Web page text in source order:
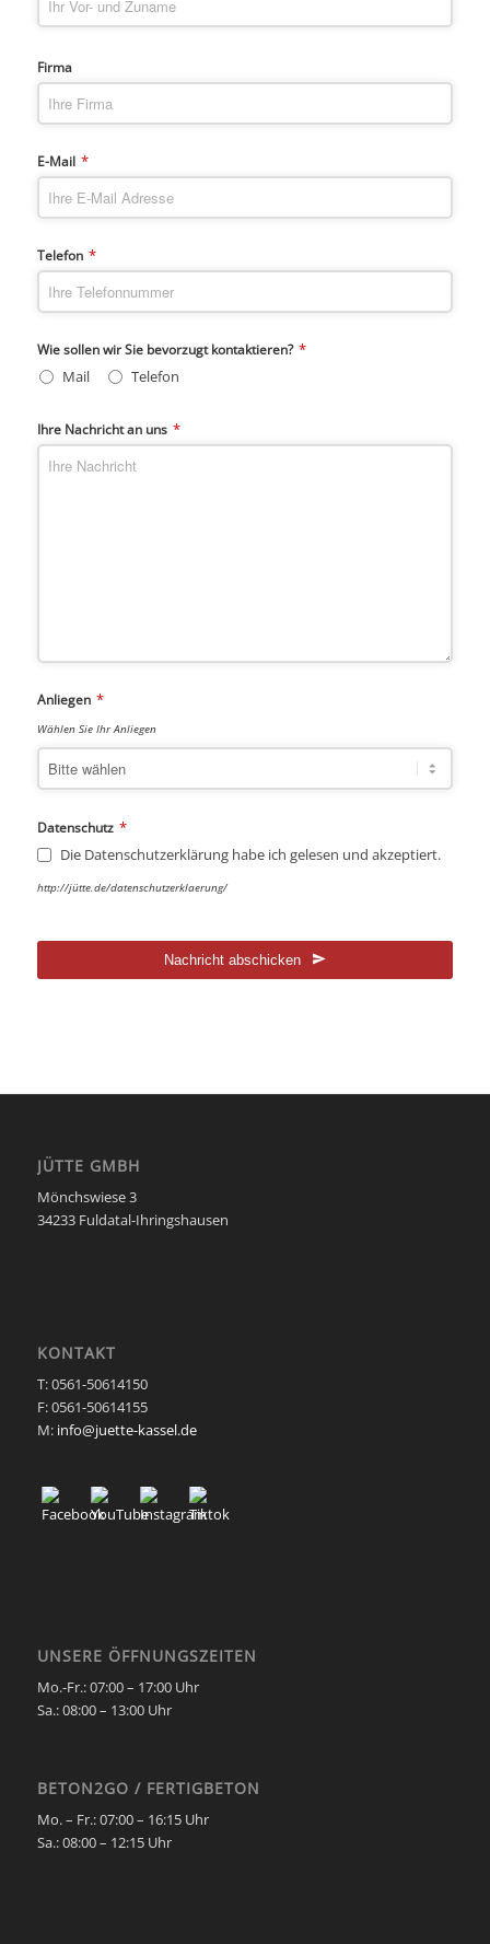
Firma
E-Mail *
Telefon *
Wie sollen wir Sie bevorzugt kontaktieren? *
Mail
Telefon
Ihre Nachricht an uns *
Anliegen *
Wählen Sie Ihr Anliegen
Datenschutz *
Die Datenschutzerklärung habe ich gelesen und akzeptiert.
http://jütte.de/datenschutzerklaerung/
Nachricht abschicken
ausgefüllt
JÜTTE GMBH
Mönchswiese 3
34233 Fuldatal-Ihringshausen
KONTAKT
T: 0561-50614150
F: 0561-50614155
M: info@juette-kassel.de
UNSERE ÖFFNUNGSZEITEN
Mo.-Fr.: 07:00 – 17:00 Uhr
Sa.:08:00 – 13:00 Uhr
BETON2GO / FERTIGBETON
Mo. – Fr.:07:00 – 16:15 Uhr
Sa.:08:00 – 12:15 Uhr